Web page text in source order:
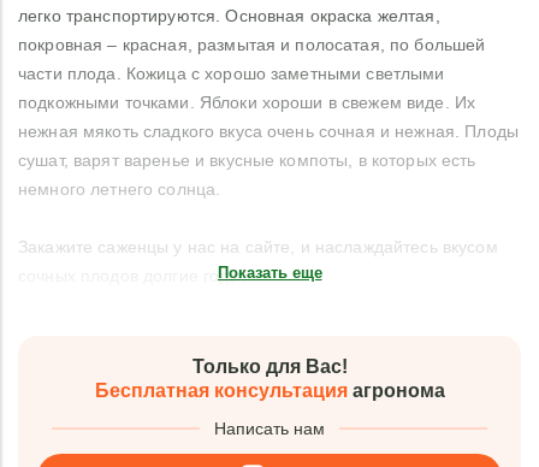
легко транспортируются. Основная окраска желтая,
покровная – красная, размытая и полосатая, по большей
части плода. Кожица с хорошо заметными светлыми
подкожными точками. Яблоки хороши в свежем виде. Их
нежная мякоть сладкого вкуса очень сочная и нежная. Плоды
сушат, варят варенье и вкусные компоты, в которых есть
немного летнего солнца.
Закажите саженцы у нас на сайте, и наслаждайтесь вкусом
сочных плодов долгие годы.Показать еще
Только для Вас!
Бесплатная консультацияагронома
Написать нам